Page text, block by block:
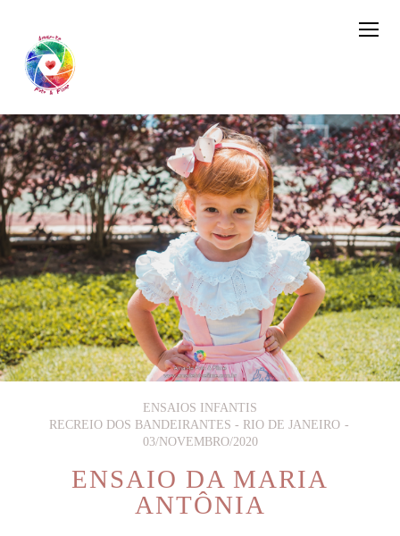
ENSAIOS INFANTIS
RECREIO DOS BANDEIRANTES - RIO DE JANEIRO
03/NOVEMBRO/2020
ENSAIO DA MARIA
ANTÔNIA